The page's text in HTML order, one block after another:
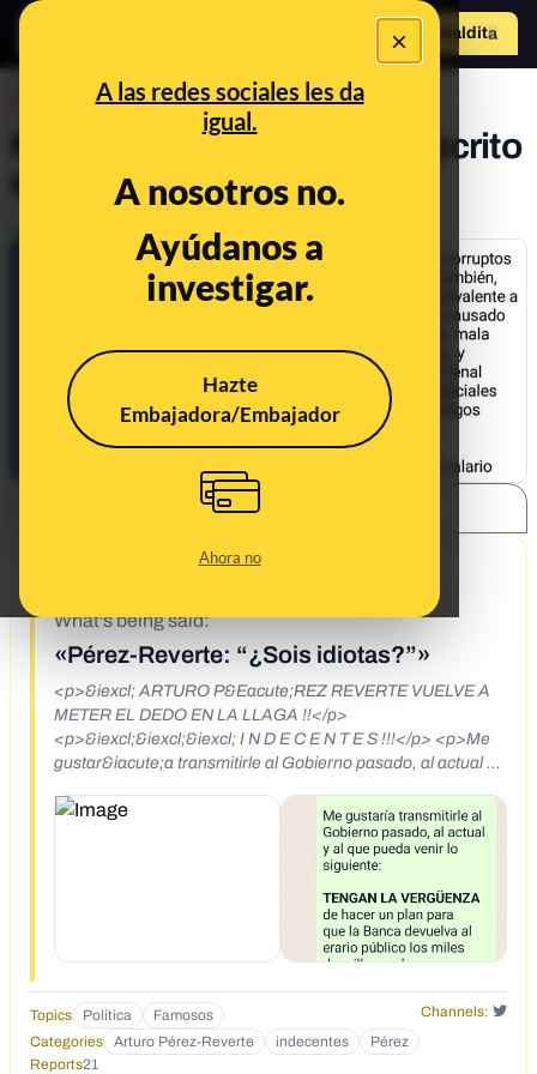
×
A las redes sociales les da
igual.
A nosotros no.
Ayúdanos a
investigar.
Hazte
Embajadora/Embajador
Ahora no
Hazte Maldito
No, Pérez-Reverte no ha escrito
el texto "¿Sois idiotas?"
Apr 25, 2019, 7:00:39 AM
What's being said:
«Pérez-Reverte: “¿Sois idiotas?”»
<p>&iexcl; ARTURO P&Eacute;REZ REVERTE VUELVE A
METER EL DEDO EN LA LLAGA !!</p>
<p>&iexcl;&iexcl;&iexcl; I N D E C E N T E S !!!</p> <p>Me
gustar&iacute;a transmitirle al Gobierno pasado, al actual y
VERG&Uuml;ENZA de hacer un plan para que la Banca
devuelva al erario p&uacute;blico los miles de millones de
euros que Vds. les han dado para aumentar los beneficios
los desmanes de las empresas de telefon&iacute;a y de
ADSL que ofrecen los servicios m&aacute;s caros de
Europa y de peor calidad.</p> <p>HAGAN que todos los
el dinero equivalente a los perjuicios que han causado al
erario p&uacute;blico con su mala gesti&oacute;n y sus
fechor&iacute;as, y endurezcan el C&oacute;digo Penal con
Topics Política Famosos
Channels:
Categories
Arturo Pérez-Reverte indecentes
Pérez
Reports21